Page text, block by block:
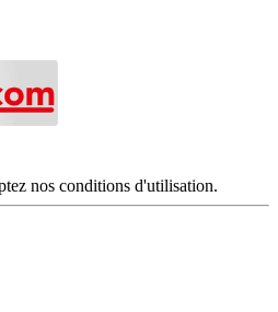
nos conditions d'utilisation.